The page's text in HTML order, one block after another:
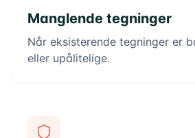
Manglende tegninger
Når eksisterende tegninger er
eller upålitelige.